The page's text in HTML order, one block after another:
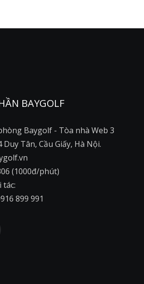
BAYGOLF
Baygolf - Tòa nhà Web 3
Tân, Cầu Giấy, Hà Nội.
(1000đ/phút)
tác:
899 991